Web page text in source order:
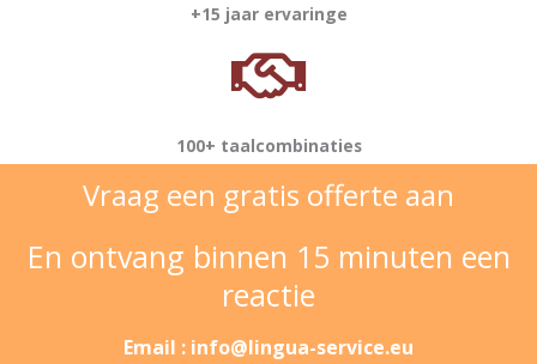
+15 jaar ervaringe
100+ taalcombinaties
Vraag een gratis offerte aan
En ontvang binnen 15 minuten een
reactie
Email : info@lingua-service.eu